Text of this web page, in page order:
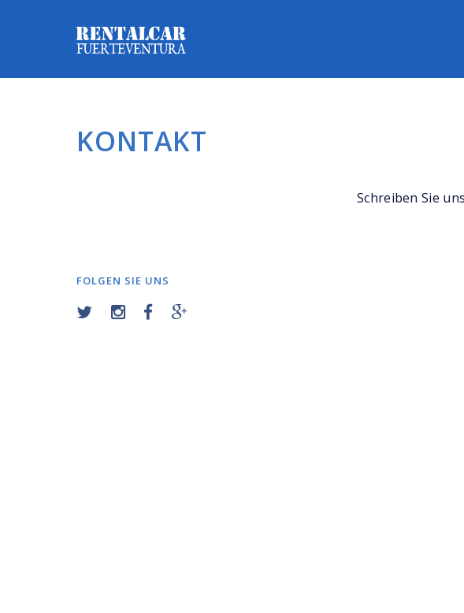
KONTAKT
Schreiben Sie
FOLGEN SIE UNS